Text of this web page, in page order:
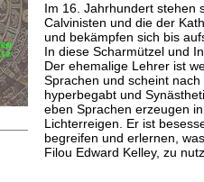
Im 16. Jahrhundert stehen
Calvinisten und die der
und bekämpfen sich bis
In diese Scharmützel und
Der ehemalige Lehrer ist
Sprachen und scheint
hyperbegabt und
eben Sprachen erzeugen
Lichterreigen. Er ist
begreifen und erlernen,
Filou Edward Kelley, zu